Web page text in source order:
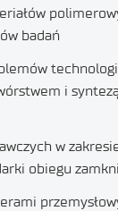
badań
i
w
obiegu